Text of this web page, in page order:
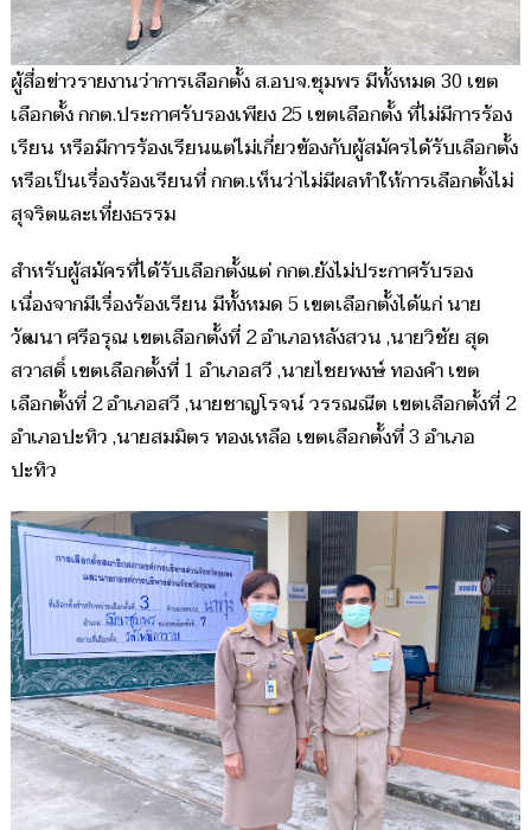
ผู้สื่อข่าวรายงานว่าการเลือกตั้ง ส.อบจ.ชุมพร มีทั้งหมด 30 เขต
เลือกตั้ง กกต.ประกาศรับรองเพียง 25 เขตเลือกตั้ง ที่ไม่มีการร้อง
เรียน หรือมีการร้องเรียนแต่ไม่เกี่ยวข้องกับผู้สมัครได้รับเลือกตั้ง
หรือเป็นเรื่องร้องเรียนที่ กกต.เห็นว่าไม่มีผลทำให้การเลือกตั้งไม่
สุจริตและเที่ยงธรรม
สำหรับผู้สมัครที่ได้รับเลือกตั้งแต่ กกต.ยังไม่ประกาศรับรอง
เนื่องจากมีเรื่องร้องเรียน มีทั้งหมด 5 เขตเลือกตั้งได้แก่ นาย
วัฒนา ศรีอรุณ เขตเลือกตั้งที่ 2 อำเภอหลังสวน ,นายวิชัย สุด
สวาสดิ์ เขตเลือกตั้งที่ 1 อำเภอสวี ,นายไชยพงษ์ ทองคำ เขต
เลือกตั้งที่ 2 อำเภอสวี ,นายชาญโรจน์ วรรณณีต เขตเลือกตั้งที่ 2
อำเภอปะทิว ,นายสมมิตร ทองเหลือ เขตเลือกตั้งที่ 3 อำเภอ
ปะทิว